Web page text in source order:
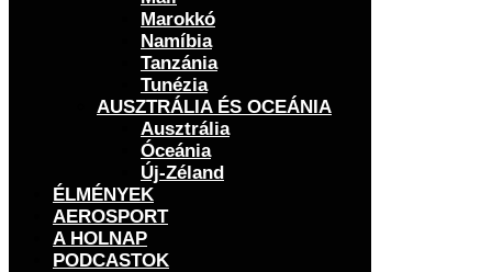
Marokkó
Namíbia
Tanzánia
Tunézia
AUSZTRÁLIA ÉS OCEÁNIA
Ausztrália
Óceánia
Új-Zéland
ÉLMÉNYEK
AEROSPORT
A HOLNAP
PODCASTOK